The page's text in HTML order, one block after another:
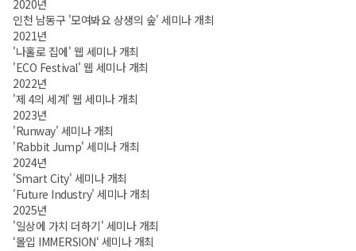
2020년
인천 남동구 '모여봐요 상생의 숲' 세미나 개최
2021년
'나홀로 집에' 웹 세미나 개최
'ECO Festival' 웹 세미나 개최
2022년
'제 4의 세계' 웹 세미나 개최
2023년
'Runway' 세미나 개최
'Rabbit Jump' 세미나 개최
2024년
'Smart City' 세미나 개최
'Future Industry' 세미나 개최
2025년
'일상에 가치 더하기' 세미나 개최
‘몰입 IMMERSION‘ 세미나 개최